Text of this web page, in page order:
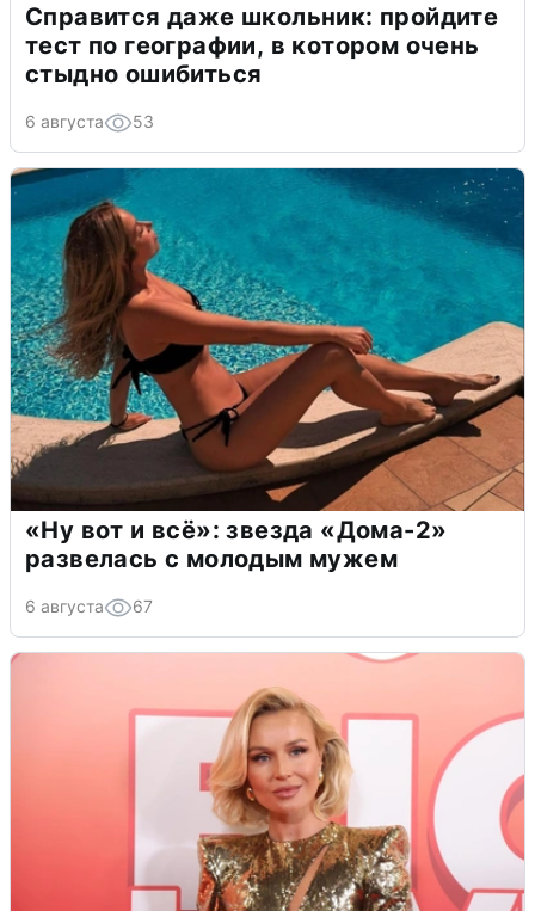
Справится даже школьник: пройдите
тест по географии, в котором очень
стыдно ошибиться
6 августа 53
«Ну вот и всё»: звезда «Дома-2»
развелась с молодым мужем
6 августа 67